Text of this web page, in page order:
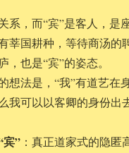
系，而“宾”是客人，是
莘国耕种，等待商汤的
也是“宾”的姿态。
想法是，“我”有道艺在
我可以以客卿的身份出
宾”：真正道家式的隐匿